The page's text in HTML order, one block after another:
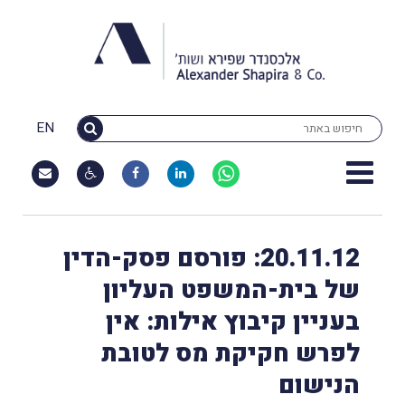
EN
20.11.12: פורסם פסק-הדין
של בית-המשפט העליון
בעניין קיבוץ אילות: אין
לפרש חקיקת מס לטובת
הנישום